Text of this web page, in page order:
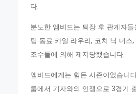
다.
분노한 엠비드는 퇴장 후 관계자
팀 동료 카일 라우리, 코치 닉 너스
조수들에 의해 제지당했습니다.
엠비드에게는 힘든 시즌이었습니
룸에서 기자와의 언쟁으로 3경기